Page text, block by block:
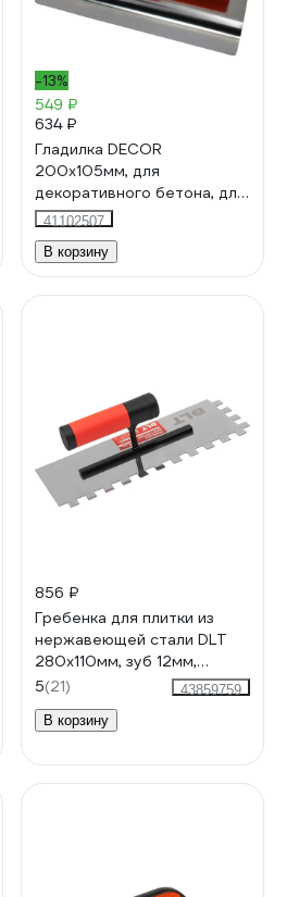
-13%
549 ₽
634 ₽
Гладилка DECOR
200х105мм, для
декоративного бетона, для
внеш. углов 1,1 мм 661-999
11614950
41102507
В корзину
856 ₽
Гребенка для плитки из
нержавеющей стали DLT
280х110мм, зуб 12мм,
толщина 1мм 1587
5(21)
43859759
В корзину